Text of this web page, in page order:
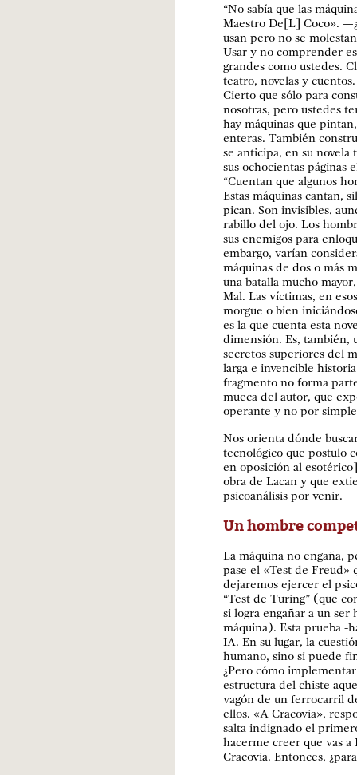
“No sabía que las
Maestro De[L] Coco».
usan pero no se
Usar y no comprender
grandes como ustedes.
teatro, novelas y
Cierto que sólo para
nosotras, pero ustedes
hay máquinas que
enteras. También
se anticipa, en su
sus ochocientas páginas
“Cuentan que algunos
Estas máquinas cantan,
pican. Son invisibles,
rabillo del ojo. Los
sus enemigos para
embargo, varían
máquinas de dos o más
una batalla mucho
Mal. Las víctimas, en
morgue o bien
es la que cuenta esta
dimensión. Es, también,
secretos superiores del
larga e invencible
fragmento no forma
mueca del autor, que
operante y no por
Nos orienta dónde
tecnológico que postulo
en oposición al
obra de Lacan y que
psicoanálisis por venir.
Un hombre
La máquina no engaña,
pase el «Test de Freud»
dejaremos ejercer el
“Test de Turing” (que
si logra engañar a un
máquina). Esta prueba -
IA. En su lugar, la
humano, sino si puede
¿Pero cómo
estructura del chiste
vagón de un ferrocarril
ellos. «A Cracovia»,
salta indignado el
hacerme creer que vas a
Cracovia. Entonces,